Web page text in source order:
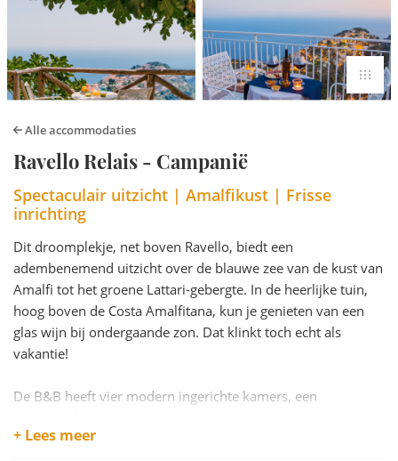
Alle accommodaties
Ravello Relais - Campanië
Spectaculair uitzicht | Amalfikust | Frisse
inrichting
Dit droomplekje, net boven Ravello, biedt een
adembenemend uitzicht over de blauwe zee van de kust van
Amalfi tot het groene Lattari-gebergte. In de heerlijke tuin,
hoog boven de Costa Amalfitana, kun je genieten van een
glas wijn bij ondergaande zon. Dat klinkt toch echt als
vakantie!
De B&B heeft vier modern ingerichte kamers, een
heerijk te relaxen na een dagje op pad te zijn geweest. Hier
+ Lees meer